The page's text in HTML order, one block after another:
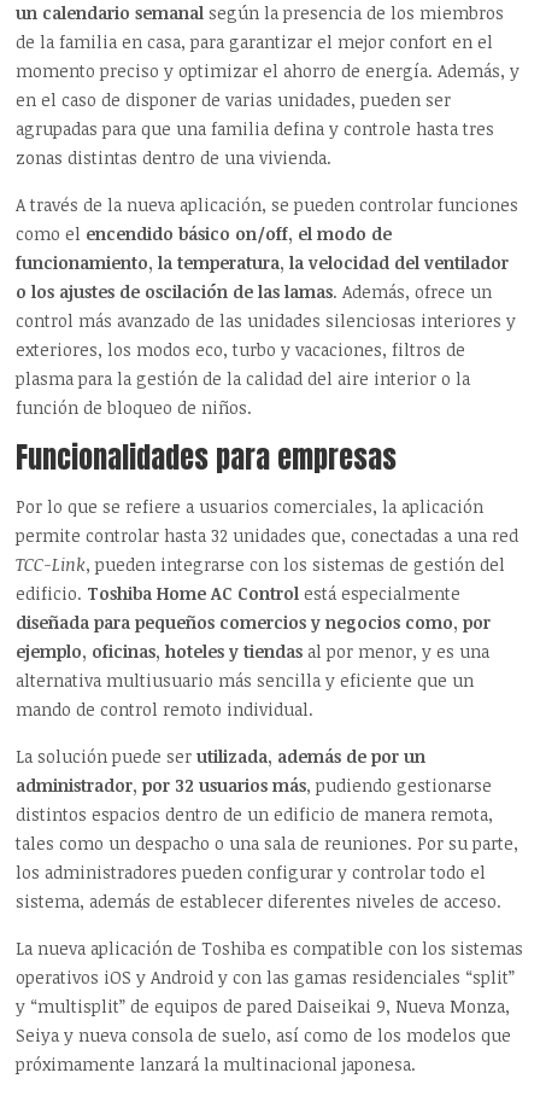
un calendario semanal según la presencia de los miembros
de la familia en casa, para garantizar el mejor confort en el
momento preciso y optimizar el ahorro de energía. Además, y
en el caso de disponer de varias unidades, pueden ser
agrupadas para que una familia defina y controle hasta tres
zonas distintas dentro de una vivienda.
A través de la nueva aplicación, se pueden controlar funciones
como el encendido básico on/off, el modo de
funcionamiento, la temperatura, la velocidad del ventilador
o los ajustes de oscilación de las lamas. Además, ofrece un
control más avanzado de las unidades silenciosas interiores y
exteriores, los modos eco, turbo y vacaciones, filtros de
plasma para la gestión de la calidad del aire interior o la
función de bloqueo de niños.
Funcionalidades para empresas
Por lo que se refiere a usuarios comerciales, la aplicación
permite controlar hasta 32 unidades que, conectadas a una red
TCC-Link, pueden integrarse con los sistemas de gestión del
edificio. Toshiba Home AC Control está especialmente
diseñada para pequeños comercios y negocios como, por
ejemplo, oficinas, hoteles y tiendas al por menor, y es una
alternativa multiusuario más sencilla y eficiente que un
mando de control remoto individual.
La solución puede serutilizada, además de por un
administrador, por 32 usuarios más, pudiendo gestionarse
distintos espacios dentro de un edificio de manera remota,
tales como un despacho o una sala de reuniones. Por su parte,
los administradores pueden configurar y controlar todo el
sistema, además de establecer diferentes niveles de acceso.
La nueva aplicación de Toshiba es compatible con los sistemas
operativos iOS y Android y con las gamas residenciales “split”
y “multisplit” de equipos de pared Daiseikai 9, Nueva Monza,
Seiya y nueva consola de suelo, así como de los modelos que
próximamente lanzará la multinacional japonesa.